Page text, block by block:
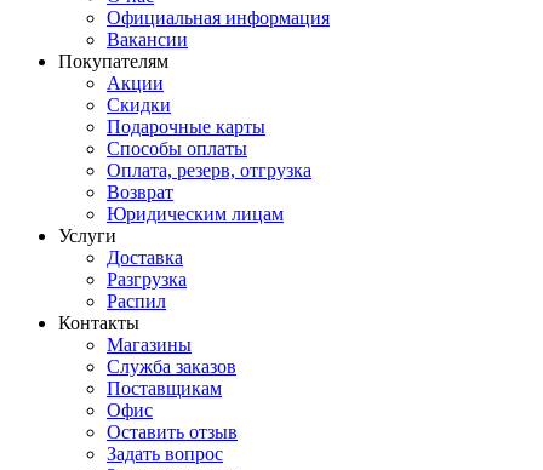
Официальная информация
Вакансии
Покупателям
Акции
Скидки
Подарочные карты
Способы оплаты
Оплата, резерв, отгрузка
Возврат
Юридическим лицам
Услуги
Доставка
Разгрузка
Распил
Контакты
Магазины
Служба заказов
Поставщикам
Офис
Оставить отзыв
Задать вопрос